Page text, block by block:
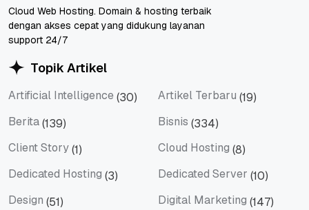
Cloud Web Hosting. Domain & hosting terbaik
dengan akses cepat yang didukung layanan
support 24/7
Topik Artikel
Artificial Intelligence (30) Artikel Terbaru (19)
Berita(139) Bisnis (334)
Client Story(1) Cloud Hosting (8)
Dedicated Hosting (3) Dedicated Server (10)
Design (51) Digital Marketing (147)